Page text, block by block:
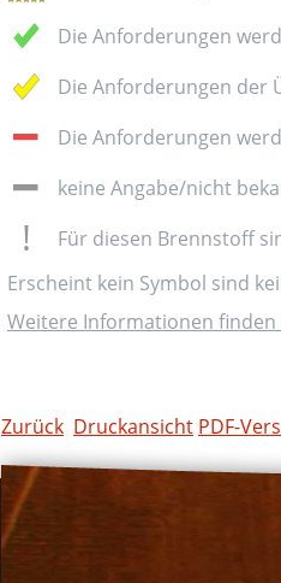
Die Anforderungen
Die Anforderungen der
Die Anforderungen
keine Angabe/nicht
Für diesen Brennstoff
Erscheint kein Symbol sind
Weitere Informationen finden
Zurück Druckansicht PDF-